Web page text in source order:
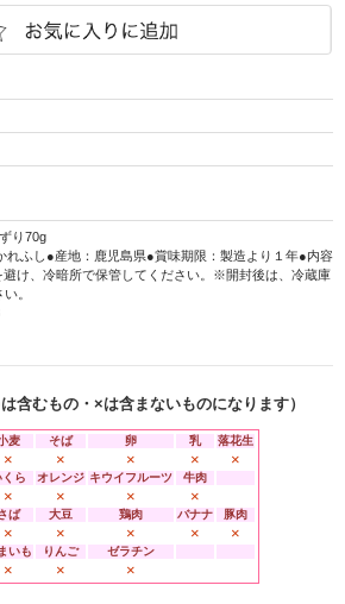
り70g
れふし●産地：鹿児島県●賞味期限：製造より１年●内容
け、冷暗所で保管してください。※開封後は、冷蔵庫
。
含むもの・×は含まないものになります）
麦 そば 卵 乳 落花生
× × × × ×
くら オレンジ キウイフルーツ 牛肉
× × × ×
ば 大豆 鶏肉 バナナ 豚肉
× × × × ×
いも りんご ゼラチン
× × ×